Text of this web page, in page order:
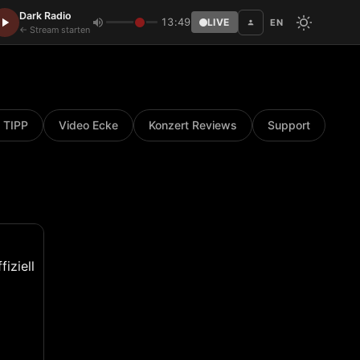
Dark Radio
← Stream starten
13:49 LIVE EN
TIPP Video Ecke Konzert Reviews Support